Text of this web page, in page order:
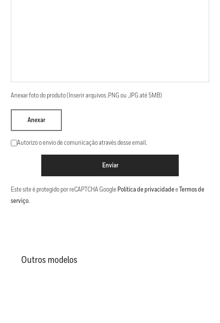
Anexar foto do produto (Inserir arquivos .PNG ou .JPG até 5MB)
Anexar
Autorizo o envio de comunicação através desse email.
Enviar
Este site é protegido por reCAPTCHA Google Política de privacidadee Termos de
serviço.
Outros modelos